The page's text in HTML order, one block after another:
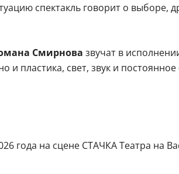
спектакль говорит о выборе,
Смирнова звучат в
и пластика, свет, звук и
года на сцене СТАЧКА Театра на